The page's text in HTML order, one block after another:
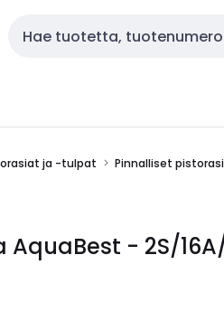
Haku
ja -tulpat Pinnalliset
AquaBest - 2S/